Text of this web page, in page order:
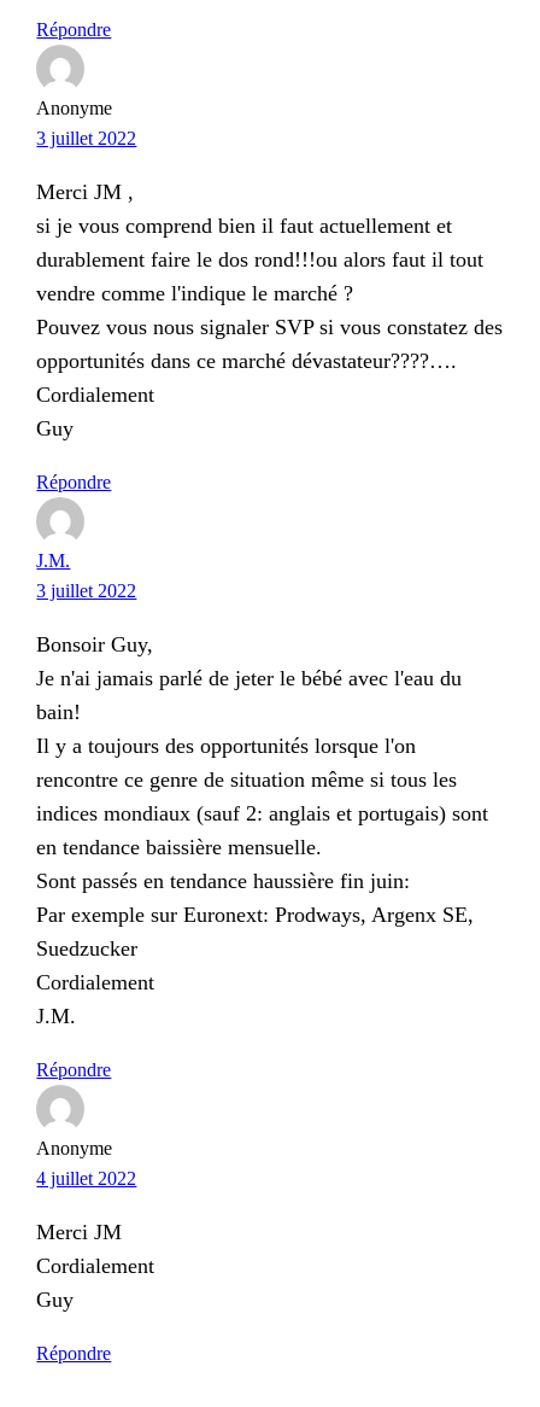
Répondre
Anonyme
3 juillet 2022
Merci JM ,
si je vous comprend bien il faut actuellement et
durablement faire le dos rond!!!ou alors faut il tout
vendre comme l'indique le marché ?
Pouvez vous nous signaler SVP si vous constatez des
opportunités dans ce marché dévastateur????….
Cordialement
Guy
Répondre
J.M.
3 juillet 2022
Bonsoir Guy,
Je n'ai jamais parlé de jeter le bébé avec l'eau du
bain!
Il y a toujours des opportunités lorsque l'on
rencontre ce genre de situation même si tous les
indices mondiaux (sauf 2: anglais et portugais) sont
en tendance baissière mensuelle.
Sont passés en tendance haussière fin juin:
Par exemple sur Euronext: Prodways, Argenx SE,
Suedzucker
Cordialement
J.M.
Répondre
Anonyme
4 juillet 2022
Merci JM
Cordialement
Guy
Répondre